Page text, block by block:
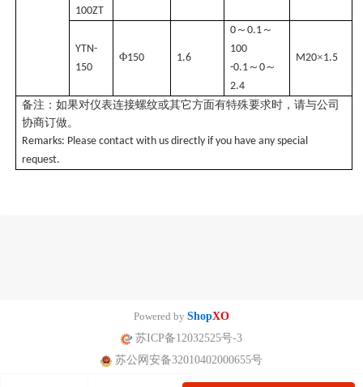
100ZT
YTN-
150
Φ150 1.6
0 ～0.1 ～
100
-0.1 ～0 ～
2.4
M20×1.5
备注：如果对仪表连接螺纹或其它方面有特殊要求时，请与公司
协商订做。
Remarks: Please contact with us directly if you have any special
request.
Powered by ShopXO
苏ICP备12032525号-3
苏公网安备32010402000655号